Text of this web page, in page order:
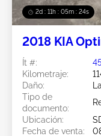
2d : 11h : 05m : 21s
2018 KIA
Ít #:
Kilometraje:
Daño:
Tipo de
documento:
Ubicación:
Fecha de venta: